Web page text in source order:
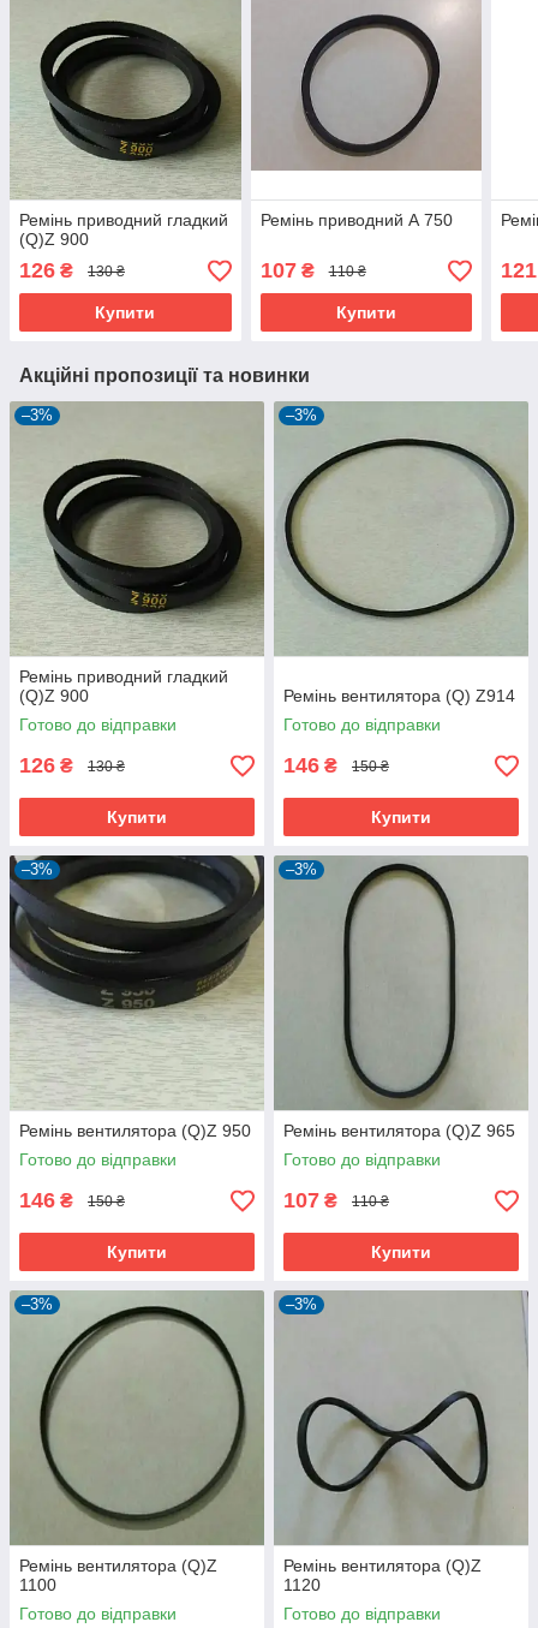
Ремінь приводний гладкий
(Q)Z 900
126 ₴ 130 ₴
Купити
Ремінь приводний А 750
107₴ 110 ₴
Купити
121
Акційні пропозиції та новинки
–3%
Ремінь приводний гладкий
(Q)Z 900
Готово до відправки
126 ₴ 130 ₴
Купити
–3%
Ремінь вентилятора (Q) Z914
Готово до відправки
146 ₴ 150 ₴
Купити
–3%
Ремінь вентилятора (Q)Z 950
Готово до відправки
146 ₴ 150 ₴
Купити
–3%
Ремінь вентилятора (Q)Z 965
Готово до відправки
107 ₴ 110 ₴
Купити
–3%
Ремінь вентилятора (Q)Z
1100
Готово до відправки
–3%
Ремінь вентилятора (Q)Z
1120
Готово до відправки